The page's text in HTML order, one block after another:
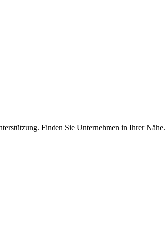
Finden Sie Unternehmen in Ihrer Nähe.